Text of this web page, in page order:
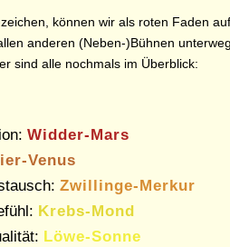
können wir als roten Faden
anderen (Neben-)Bühnen
sind alle nochmals im Überblick:
Widder-Mars
Venus
Zwillinge-Merkur
Krebs-Mond
Löwe-Sonne